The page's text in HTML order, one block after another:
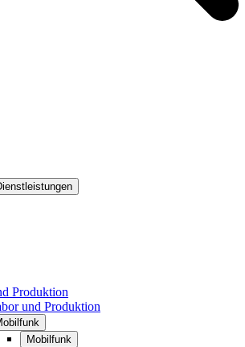
Produktion
und Produktion
Mobilfunk